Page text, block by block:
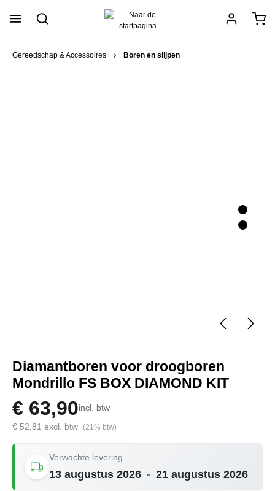
Gereedschap & Accessoires Boren en slijpen
Diamantboren voor droogboren
Mondrillo FS BOX DIAMOND KIT
€ 63,90incl. btw
€ 52,81 excl. btw (21% btw)
Verwachte levering
13 augustus 2026 - 21 augustus 2026